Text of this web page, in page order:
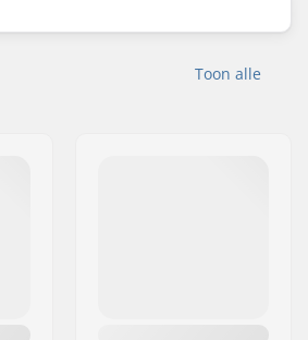
Toon alle